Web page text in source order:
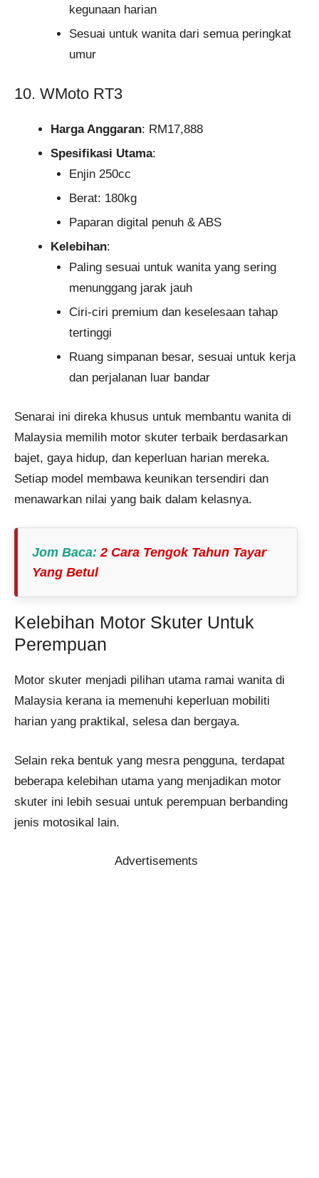
kegunaan harian
Sesuai untuk wanita dari semua peringkat
umur
10. WMoto RT3
Harga Anggaran: RM17,888
Spesifikasi Utama:
Enjin 250cc
Berat: 180kg
Paparan digital penuh & ABS
Kelebihan:
Paling sesuai untuk wanita yang sering
menunggang jarak jauh
Ciri-ciri premium dan keselesaan tahap
tertinggi
Ruang simpanan besar, sesuai untuk kerja
dan perjalanan luar bandar
Senarai ini direka khusus untuk membantu wanita di
Malaysia memilih motor skuter terbaik berdasarkan
bajet, gaya hidup, dan keperluan harian mereka.
Setiap model membawa keunikan tersendiri dan
menawarkan nilai yang baik dalam kelasnya.
Jom Baca:2 Cara Tengok Tahun Tayar​
Yang Betul
Kelebihan Motor Skuter Untuk
Perempuan
Motor skuter menjadi pilihan utama ramai wanita di
Malaysia kerana ia memenuhi keperluan mobiliti
harian yang praktikal, selesa dan bergaya.
Selain reka bentuk yang mesra pengguna, terdapat
beberapa kelebihan utama yang menjadikan motor
skuter ini lebih sesuai untuk perempuan berbanding
jenis motosikal lain.
Advertisements